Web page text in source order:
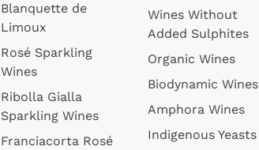
Blanquette de
Limoux
Rosé Sparkling
Wines
Ribolla Gialla
Sparkling Wines
Franciacorta Rosé
Wines Without
Added Sulphites
Organic Wines
Biodynamic Wines
Amphora Wines
Indigenous Yeasts